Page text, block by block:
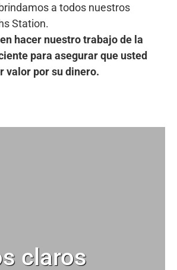
a todos nuestros
Station.
hacer nuestro trabajo de la
para asegurar que usted
valor por su dinero.
claros